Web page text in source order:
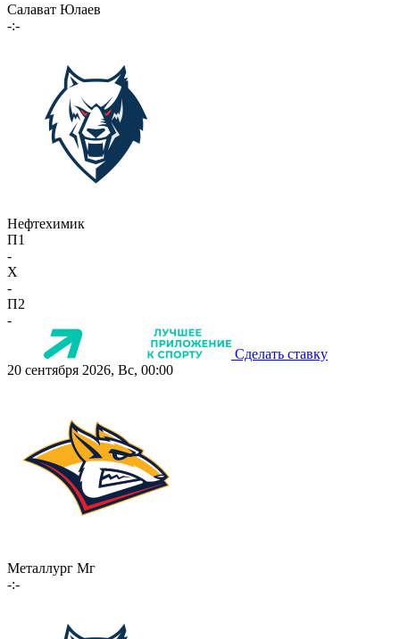
Салават Юлаев
-:-
Нефтехимик
П1
-
X
-
П2
-
Сделать ставку
20 сентября 2026, Вс, 00:00
Металлург Мг
-:-